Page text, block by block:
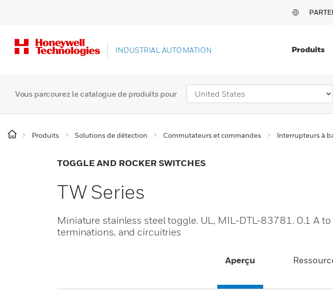
INDUSTRIAL AUTOMATION Produits
Vous parcourez le catalogue de produits pour
Produits Solutions de détection Commutateurs et commandes Interrupteurs à
TOGGLE AND ROCKER SWITCHES
TW Series
Miniature stainless steel toggle. UL, MIL-DTL-83781. 0.1 A
terminations, and circuitries
Aperçu